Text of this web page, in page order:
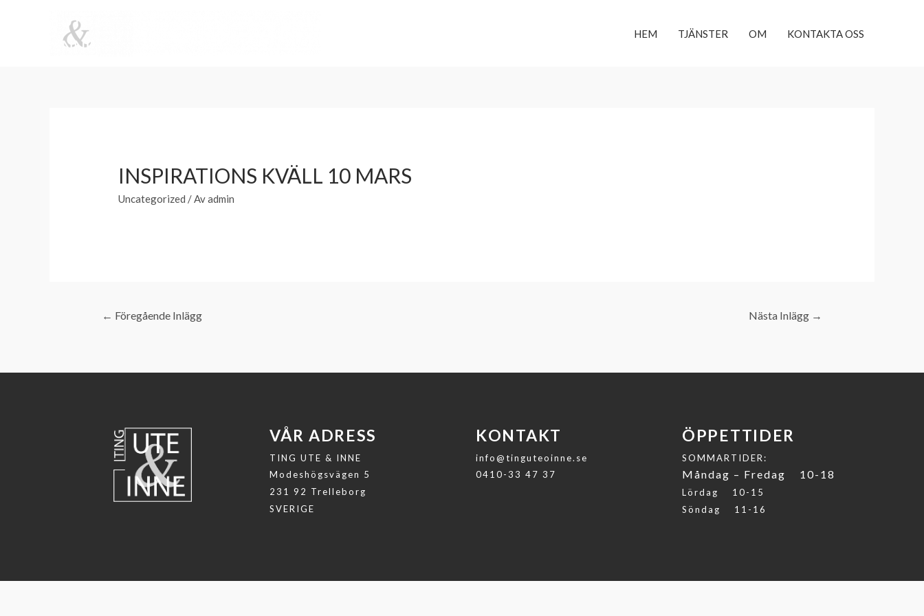
HEM TJÄNSTER OM KONTAKTA OSS
INSPIRATIONS KVÄLL 10 MARS
Uncategorized / Avadmin
← Föregående Inlägg Nästa Inlägg →
VÅR ADRESS
TING UTE & INNE
Modeshögsvägen 5
231 92 Trelleborg
SVERIGE
KONTAKT
info@tinguteoinne.se
0410-33 47 37
ÖPPETTIDER
SOMMARTIDER:
Måndag – Fredag 10-18
Lördag 10-15
Söndag 11-16